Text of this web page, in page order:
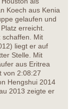
Koech aus Kenia
gelaufen und
erreicht.
schaffen. Mit
liegt er auf
Stelle. Mit
aus Eritrea
von 2:08:27
Hengshui 2014
2013 zeigte er